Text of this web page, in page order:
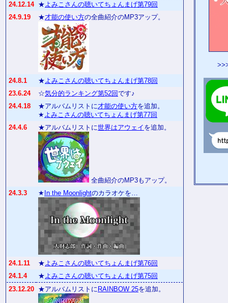
24.12.14 ★よみこさんの聴いてちょんまげ第79回
24.9.19
★才能の使い方の全曲紹介のMP3アップ。
24.8.1 ★よみこさんの聴いてちょんまげ第78回
23.6.24
☆気分的ランキング第52回です♪
24.4.18
★アルバムリストに才能の使い方を追加。
★よみこさんの聴いてちょんまげ第77回
24.4.6
★アルバムリストに世界はアウェイ を追加。
全曲紹介のMP3もアップ。
24.3.3
★ In the Moonlightのカラオケを…
24.1.11 ★よみこさんの聴いてちょんまげ第76回
24.1.4
★よみこさんの聴いてちょんまげ第75回
23.12.20 ★アルバムリストに RAINBOW 25を追加。